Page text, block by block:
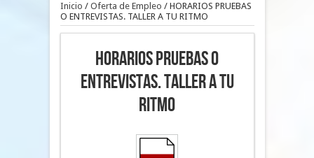
Inicio / Oferta de Empleo / HORARIOS PRUEBAS
O ENTREVISTAS. TALLER A TU RITMO
HORARIOS PRUEBAS O
ENTREVISTAS. TALLER A TU
RITMO